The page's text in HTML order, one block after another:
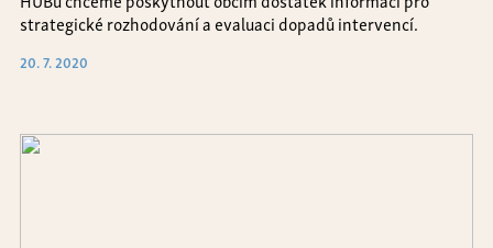
strategické rozhodování a evaluaci dopadů intervencí.
20. 7. 2020